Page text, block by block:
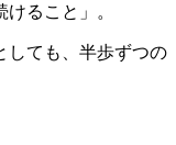
ること」。
しても、半歩ずつの